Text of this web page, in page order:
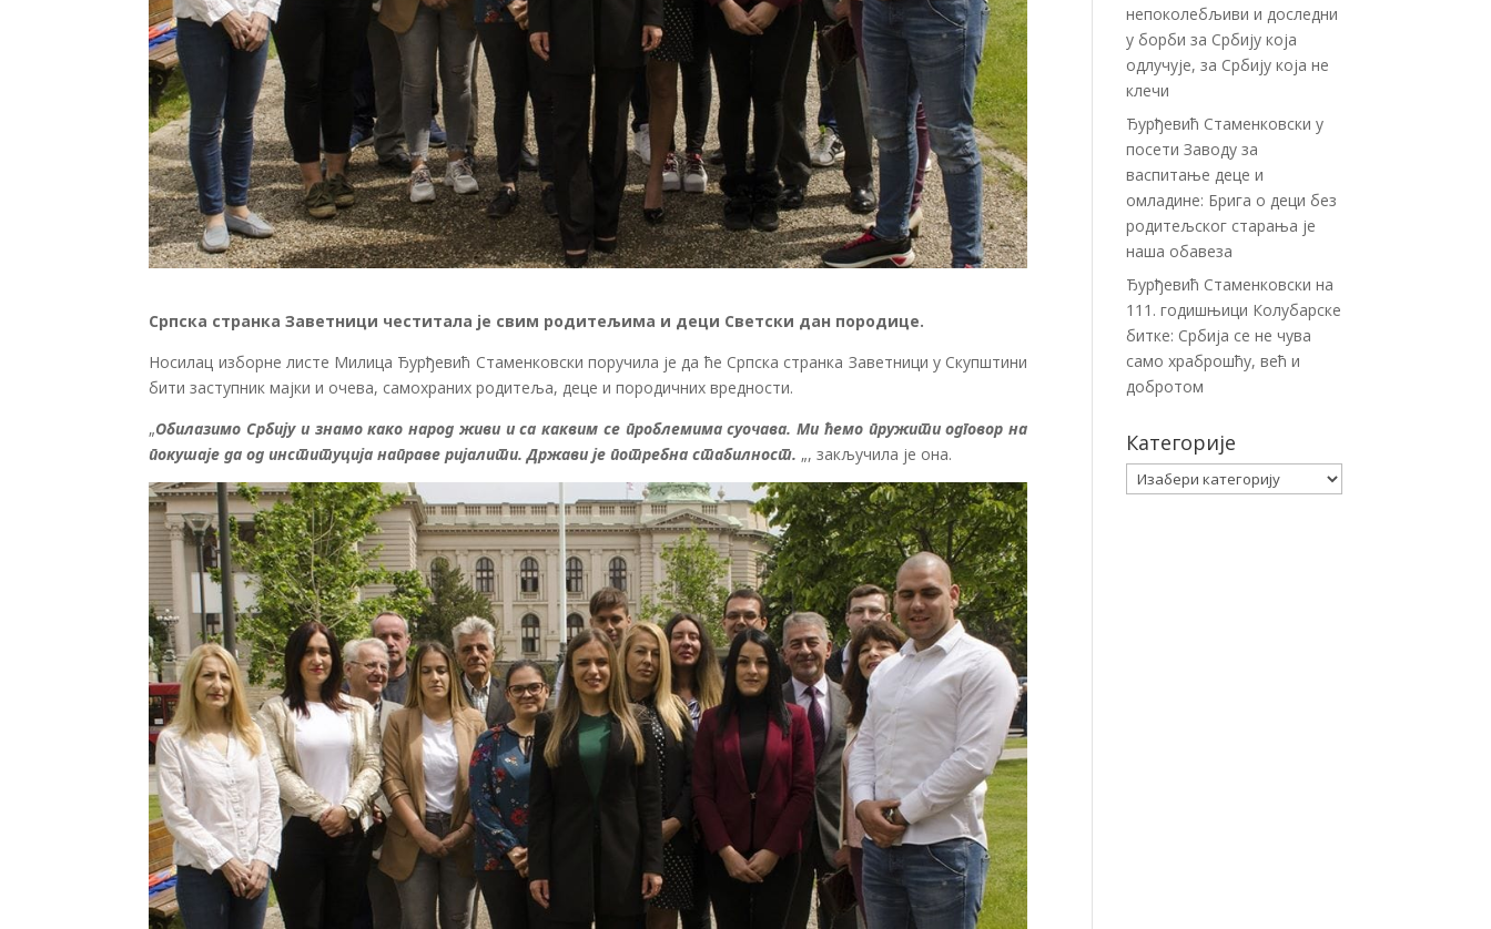
Српска странка Заветници честитала је свим родитељима и деци Светски дан породице.
Носилац изборне листе Милица Ђурђевић Стаменковски поручила је да ће Српска странка Заветници у Скупштини
бити заступник мајки и очева, самохраних родитеља, деце и породичних вредности.
„Обилазимо Србију и знамо како народ живи и са каквим се проблемима суочава. Ми ћемо пружити одговор на
покушаје да од институција направе ријалити. Држави је потребна стабилност. „, закључила је она.
непоколебљиви и доследни
у борби за Србију која
одлучује, за Србију која не
клечи
Ђурђевић Стаменковски у
посети Заводу за
васпитање деце и
омладине: Брига о деци без
родитељског старања је
наша обавеза
Ђурђевић Стаменковски на
111. годишњици Колубарске
битке: Србија се не чува
само храброшћу, већ и
добротом
Категорије
Категорије